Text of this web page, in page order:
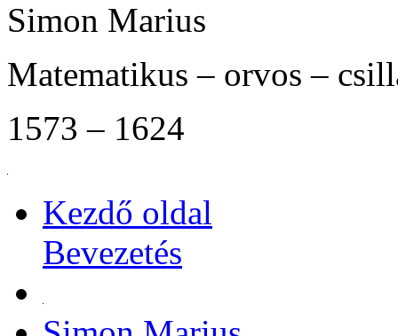
Simon Marius
Matematikus – orvos –
1573 – 1624
Kezdő oldal
Bevezetés